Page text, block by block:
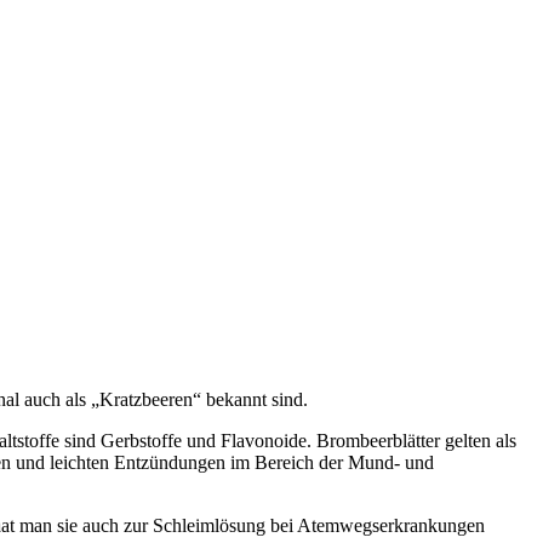
auch als „Kratzbeeren“ bekannt sind.
sind Gerbstoffe und Flavonoide. Brombeerblätter gelten als
und leichten Entzündungen im Bereich der Mund- und
man sie auch zur Schleimlösung bei Atemwegserkrankungen